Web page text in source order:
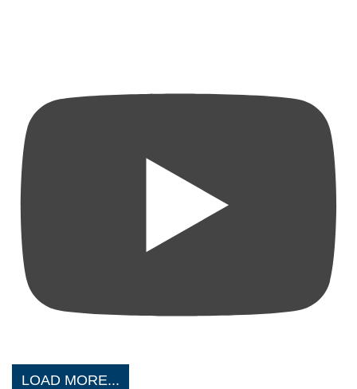
LOAD MORE...